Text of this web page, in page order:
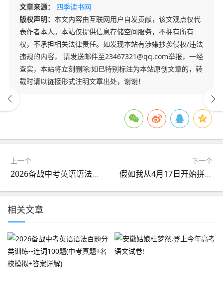
文章来源：
四季读书网
版权声明： 本文内容由互联网用户自发贡献，该文观点仅代
表作者本人。本站仅提供信息存储空间服务，不拥有所有
权，不承担相关法律责任。如发现本站有涉嫌抄袭侵权/违法
违规的内容， 请发送邮件至23467321@qq.com举报，一经
查实，本站将立刻删除;如已特别标注为本站原创文章的，转
载时请以链接形式注明文章出处，谢谢！
上一个
2026备战中考英语语法百题分类训练--连词100题(中考真题+名校模拟+答案详解)
下一个
假如我从4月17日开始拼命中考
相关文章